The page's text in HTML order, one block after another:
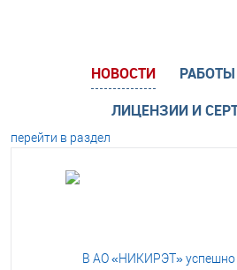
НОВОСТИ
ЛИЦЕНЗИИ И
перейти в раздел